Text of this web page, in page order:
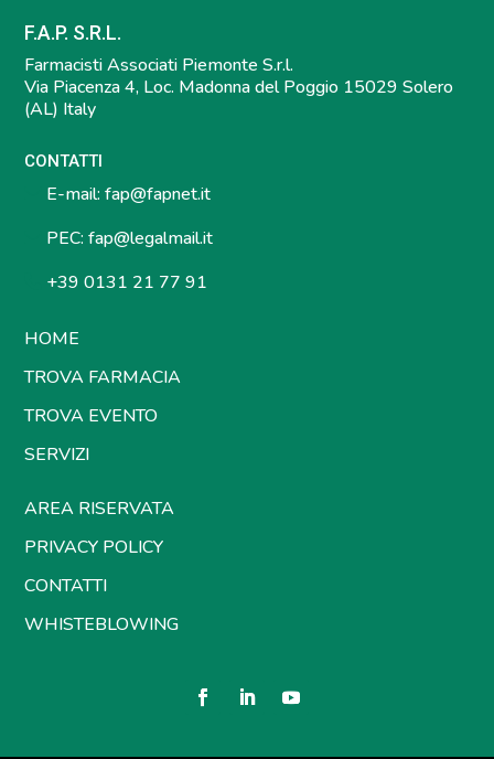
F.A.P. S.R.L.
Farmacisti Associati Piemonte S.r.l.
Via Piacenza 4, Loc. Madonna del Poggio 15029 Solero
(AL) Italy
CONTATTI
E-mail: fap@fapnet.it
PEC: fap@legalmail.it
+39 0131 21 77 91
HOME
TROVA FARMACIA
TROVA EVENTO
SERVIZI
AREA RISERVATA
PRIVACY POLICY
CONTATTI
WHISTEBLOWING